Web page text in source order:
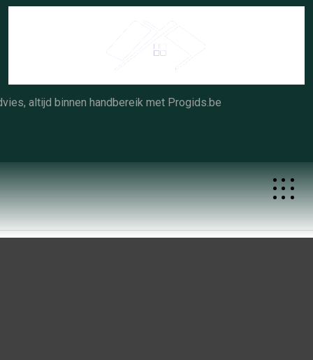
Skip
altijd binnen handbereik met Progids.be